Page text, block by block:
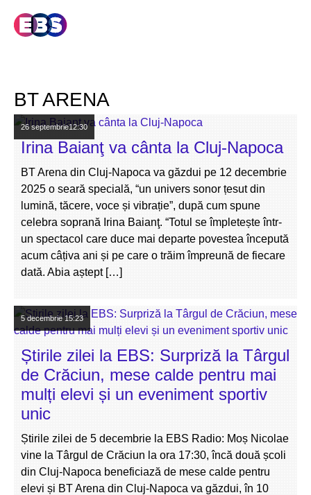
BT ARENA
26 septembrie12:30
Irina Baianţ va cânta la Cluj-Napoca
BT Arena din Cluj-Napoca va găzdui pe 12 decembrie
2025 o seară specială, “un univers sonor țesut din
lumină, tăcere, voce și vibrație”, după cum spune
celebra soprană Irina Baianţ. “Totul se împletește într-
un spectacol care duce mai departe povestea începută
acum câțiva ani și pe care o trăim împreună de fiecare
dată. Abia aștept […]
5 decembrie15:23
Știrile zilei la EBS: Surpriză la Târgul
de Crăciun, mese calde pentru mai
mulți elevi și un eveniment sportiv
unic
Știrile zilei de 5 decembrie la EBS Radio: Moș Nicolae
vine la Târgul de Crăciun la ora 17:30, încă două școli
din Cluj-Napoca beneficiază de mese calde pentru
elevi și BT Arena din Cluj-Napoca va găzdui, în 10